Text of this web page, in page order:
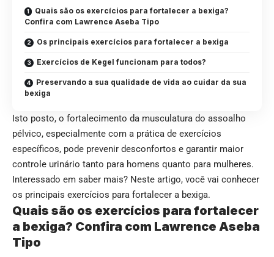
Quais são os exercícios para fortalecer a bexiga?
Confira com Lawrence Aseba Tipo
Os principais exercícios para fortalecer a bexiga
Exercícios de Kegel funcionam para todos?
Preservando a sua qualidade de vida ao cuidar da sua
bexiga
Isto posto, o fortalecimento da musculatura do assoalho
pélvico, especialmente com a prática de exercícios
específicos, pode prevenir desconfortos e garantir maior
controle urinário tanto para homens quanto para mulheres.
Interessado em saber mais? Neste artigo, você vai conhecer
os principais exercícios para fortalecer a bexiga.
Quais são os exercícios para fortalecer
a bexiga? Confira com Lawrence Aseba
Tipo